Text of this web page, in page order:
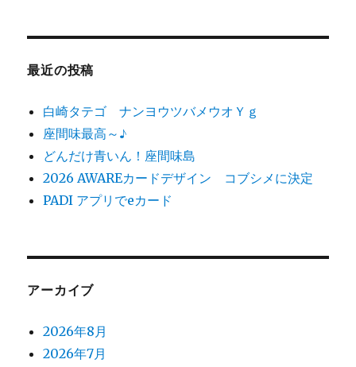
ー
シ
ョ
ン
象:
最近の投稿
白崎タテゴ ナンヨウツバメウオＹｇ
座間味最高～♪
どんだけ青いん！座間味島
2026 AWAREカードデザイン コブシメに決定
PADI アプリでeカード
アーカイブ
2026年8月
2026年7月